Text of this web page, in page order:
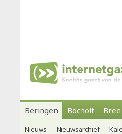
Beringen Bocholt Bree
Nieuws Nieuwsarchief